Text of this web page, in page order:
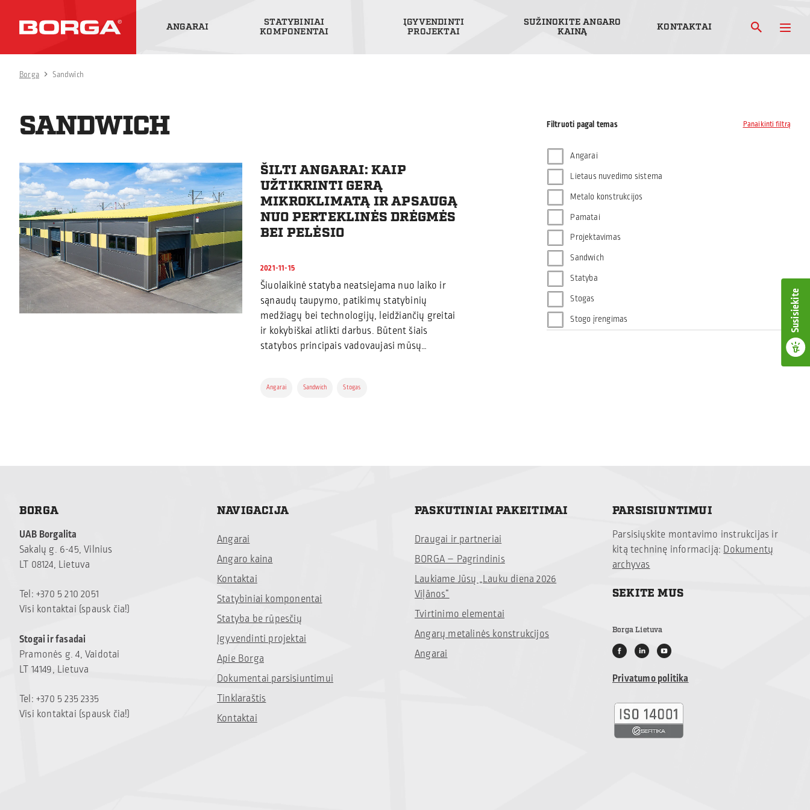
ANGARAI
STATYBINIAI
KOMPONENTAI
ĮGYVENDINTI
PROJEKTAI
SUŽINOKITE ANGARO
KAINĄ
KONTAKTAI
Susisiekite
Borga Sandwich
SANDWICH
ŠILTI ANGARAI: KAIP
UŽTIKRINTI GERĄ
MIKROKLIMATĄ IR APSAUGĄ
NUO PERTEKLINĖS DRĖGMĖS
BEI PELĖSIO
2021-11-15
Šiuolaikinė statyba neatsiejama nuo laiko ir
sąnaudų taupymo, patikimų statybinių
medžiagų bei technologijų, leidžiančių greitai
ir kokybiškai atlikti darbus. Būtent šiais
statybos principais vadovaujasi mūsų…
Angarai Sandwich Stogas
Filtruoti pagal temas Panaikinti filtrą
Angarai
Lietaus nuvedimo sistema
Metalo konstrukcijos
Pamatai
Projektavimas
Sandwich
Statyba
Stogas
Stogo įrengimas
BORGA
UAB Borgalita
Sakalų g. 6-45, Vilnius
LT 08124, Lietuva
Tel: +370 5 210 2051
Visi kontaktai (spausk čia!)
Stogai ir fasadai
Pramonės g. 4, Vaidotai
LT 14149, Lietuva
Tel: +370 5 235 2335
Visi kontaktai (spausk čia!)
NAVIGACIJA
Angarai
Angaro kaina
Kontaktai
Statybiniai komponentai
Statyba be rūpesčių
Įgyvendinti projektai
Apie Borga
Dokumentai parsisiuntimui
Tinklaraštis
Kontaktai
PASKUTINIAI PAKEITIMAI
Draugai ir partneriai
BORGA – Pagrindinis
Laukiame Jūsų „Lauku diena 2026
Viļānos“
Tvirtinimo elementai
Angarų metalinės konstrukcijos
Angarai
PARSISIUNTIMUI
Parsisiųskite montavimo instrukcijas ir
kitą techninę informaciją:Dokumentų
archyvas
SEKITE MUS
Borga Lietuva
Privatumo politika